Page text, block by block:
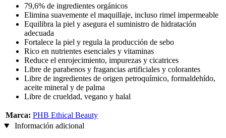
79,6% de ingredientes orgánicos
Elimina suavemente el maquillaje, incluso rimel impermeable
Equilibra la piel y asegura el suministro de hidratación
adecuada
Fortalece la piel y regula la producción de sebo
Rico en nutrientes esenciales y vitaminas
Reduce el enrojecimiento, impurezas y cicatrices
Libre de parabenos y fragancias artificiales y colorantes
Libre de ingredientes de origen petroquímico, formaldehído,
aceite mineral y de palma
Libre de crueldad, vegano y halal
Marca: PHB Ethical Beauty
Información adicional